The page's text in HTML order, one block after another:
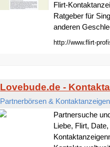
Flirt-
Ratgeber für
anderen
http://www.flirt-
Lovebude.de -
Partnerbörsen & Kontaktanzeigen
Partnersuche
Liebe, Flirt,